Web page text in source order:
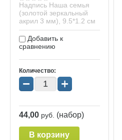
Надпись Наша семья
(золотой зеркальный
акрил 3 мм), 9.5*1.2 см
Добавить к
сравнению
Количество:
− +
44,00 руб. (набор)
В корзину